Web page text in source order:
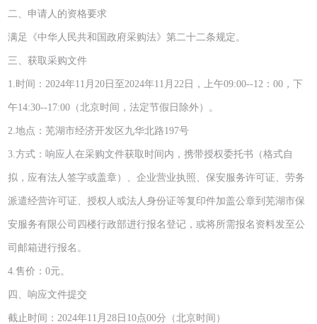
二、申请人的资格要求
满足《中华人民共和国政府采购法》第二十二条规定。
三、获取采购文件
1.时间：2024年11月20日至2024年11月22日，上午09:00--12：00，下
午14:30--17:00（北京时间，法定节假日除外）。
2.地点：芜湖市经济开发区九华北路197号
3.方式：响应人在采购文件获取时间内，携带授权委托书（格式自
拟，应有法人签字或盖章）、企业营业执照、保安服务许可证、劳务
派遣经营许可证、授权人或法人身份证等复印件加盖公章到芜湖市保
安服务有限公司四楼行政部进行报名登记，或将所需报名资料发至公
司邮箱进行报名。
4.售价：0元。
四、响应文件提交
截止时间：2024年11月28日10点00分（北京时间）